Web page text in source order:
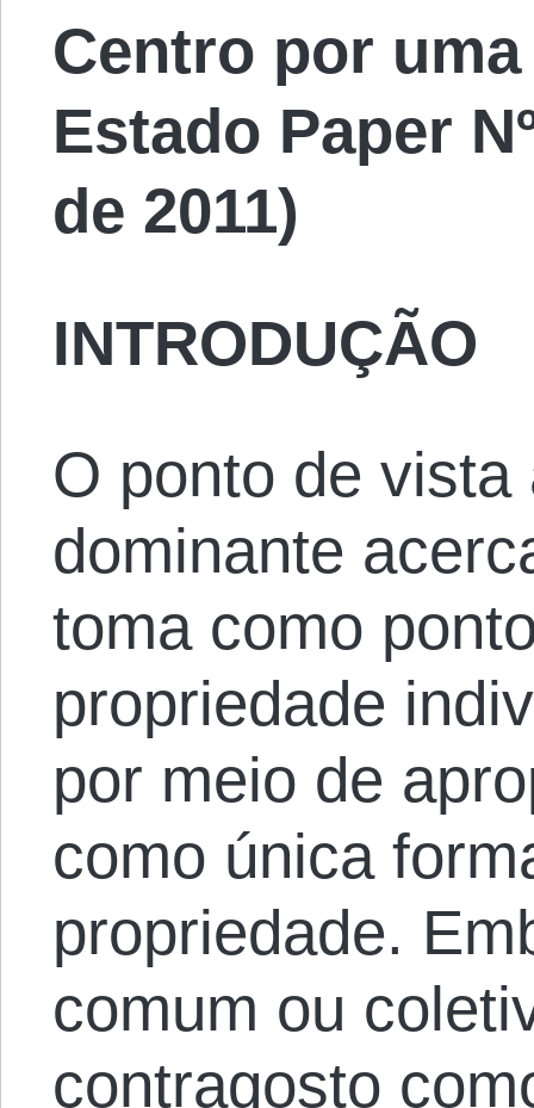
Centro por
Estado Paper
de 2011)
INTRODUÇÃO
O ponto de vista
dominante
toma como
propriedade
por meio de
como única
propriedade.
comum ou
contragosto